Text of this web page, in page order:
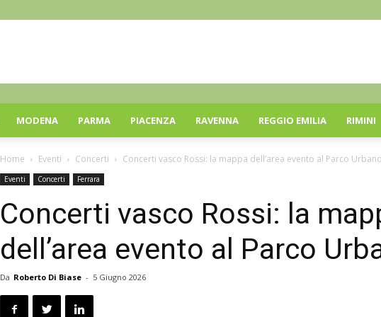
MODENA PARMA PIACENZA RAVENNA REGGIO EMILIA RIMINI
Home Eventi Concerti Concerti vasco Rossi: la mappa dell’area evento al Parco Urbano
Eventi Concerti Ferrara
Concerti vasco Rossi: la
dell’area evento al Parco
Da Roberto Di Biase - 5 Giugno 2026